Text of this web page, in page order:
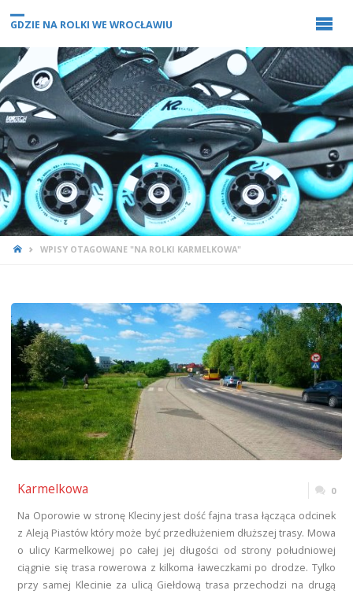
GDZIE NA ROLKI WE WROCŁAWIU
STRONA
WPISY OTAGOWANE "NA ROLKI KARMELKOWA"
Karmelkowa 0
Na Oporowie w stronę Kleciny jest dość fajna trasa łącząca odcinek
z Aleją Piastów który może być przedłużeniem dłuższej trasy. Mowa
o ulicy Karmelkowej po całej jej długości od strony południowej
ciągnie się trasa rowerowa z kilkoma ławeczkami po drodze. Tylko
przy samej Klecinie za ulicą Giełdową trasa przechodzi na drugą